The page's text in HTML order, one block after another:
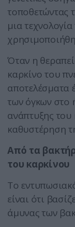
τοποθετώντας
μια
Όταν η
καρκίνο του
αποτελέσματα
των όγκων στο
ανάπτυξης του
καθυστέρηση
Από τα
του καρκίνου
Το
είναι ότι
άμυνας των